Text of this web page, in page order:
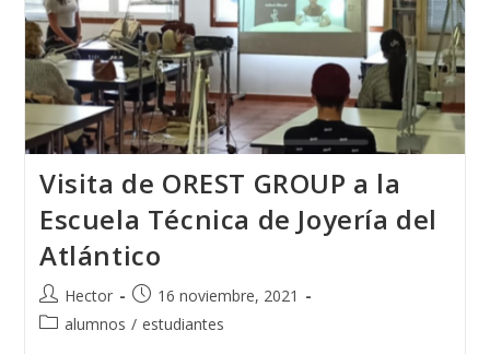
Visita de OREST GROUP a la
Escuela Técnica de Joyería del
Atlántico
Autor
de
Hector
Publicación
de
16 noviembre, 2021
Categoría
alumnos / estudiantes